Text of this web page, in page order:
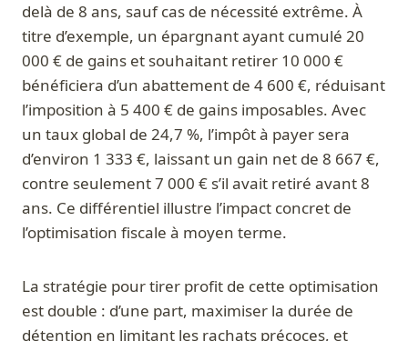
delà de 8 ans, sauf cas de nécessité extrême. À
titre d’exemple, un épargnant ayant cumulé 20
000 € de gains et souhaitant retirer 10 000 €
bénéficiera d’un abattement de 4 600 €, réduisant
l’imposition à 5 400 € de gains imposables. Avec
un taux global de 24,7 %, l’impôt à payer sera
d’environ 1 333 €, laissant un gain net de 8 667 €,
contre seulement 7 000 € s’il avait retiré avant 8
ans. Ce différentiel illustre l’impact concret de
l’optimisation fiscale à moyen terme.
La stratégie pour tirer profit de cette optimisation
est double : d’une part, maximiser la durée de
détention en limitant les rachats précoces, et